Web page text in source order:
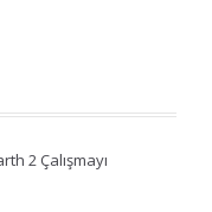
2 Çalışmayı